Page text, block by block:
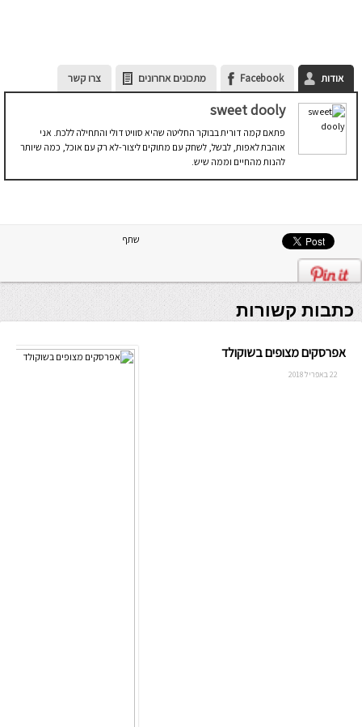
אודות Facebook מתכונים אחרונים צרו קשר
sweet dooly
פתאם קמה דורית בבוקר החליטה שהיא סוויט דולי והתחילה ללכת. אני
אוהבת לאפות, לבשל, לשחק עם מתוקים ליצור-לא רק עם אוכל, כמה שיותר
להנות מהחיים וממה שיש.
שתף
כתבות קשורות
אפרסקים מצופים בשוקולד
22 באפריל 2018